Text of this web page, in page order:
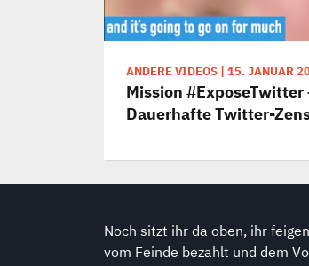
ANDERE VIDEOS | 15. JANUAR
Mission #ExposeTwitter
Dauerhafte Twitter-
Noch sitzt ihr da oben, ihr
vom Feinde bezahlt und dem